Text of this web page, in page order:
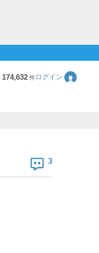
174,632件ログイン
3